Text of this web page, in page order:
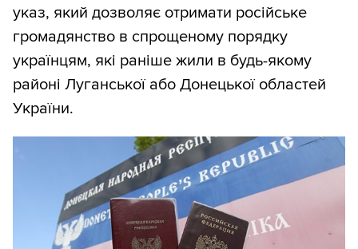
указ, який дозволяє отримати російське
громадянство в спрощеному порядку
українцям, які раніше жили в будь-якому
районі Луганської або Донецької областей
України.